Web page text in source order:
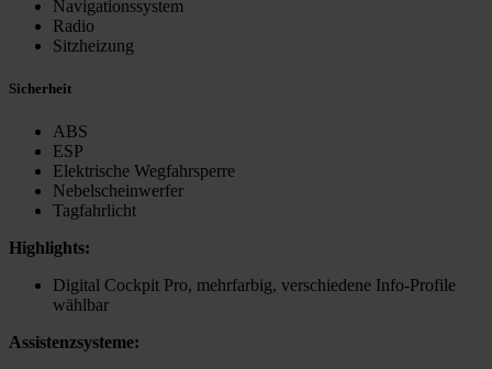
Navigationssystem
Radio
Sitzheizung
Sicherheit
ABS
ESP
Elektrische Wegfahrsperre
Nebelscheinwerfer
Tagfahrlicht
Highlights:
Digital Cockpit Pro, mehrfarbig, verschiedene Info-Profile
wählbar
Assistenzsysteme: